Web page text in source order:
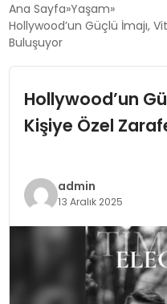
EĞITIM
GÜNDEM
SIYASET
TEKNOLOJI
Ana Sayfa Yaşam
Hollywood’un Güçlü İmajı,
Buluşuyor
Hollywood’un
Kişiye Özel
admin
13 Aralık 2025